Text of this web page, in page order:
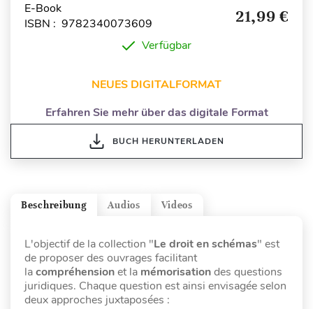
E-Book
ISBN : 9782340073609
21,99 €
Verfügbar
NEUES DIGITALFORMAT
Erfahren Sie mehr über das digitale Format
BUCH HERUNTERLADEN
Videos
Audios
Beschreibung
L'objectif de la collection "Le droit en schémas" est
de proposer des ouvrages facilitant
lacompréhensionet la mémorisationdes questions
juridiques. Chaque question est ainsi envisagée selon
deux approches juxtaposées :